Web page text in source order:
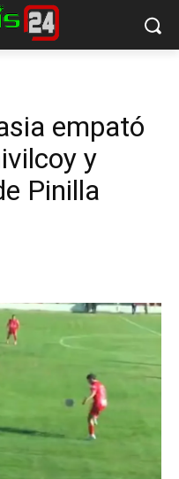
empató
y
Pinilla